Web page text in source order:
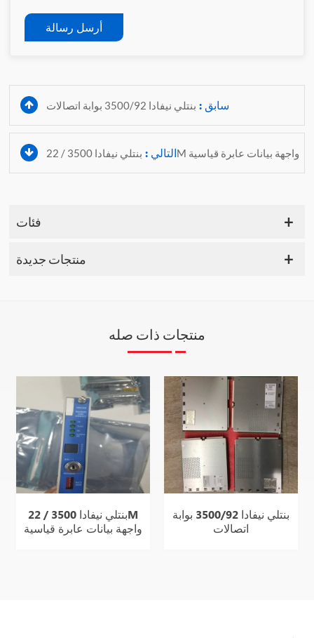
أرسل رسالة
سابق : بنتلي نيفادا 3500/92 بوابة اتصالات
التالي : بنتلي نيفادا 3500 / 22M واجهة بيانات عابرة قياسية
فئات
منتجات جديدة
منتجات ذات صله
بنتلي نيفادا 3500 / 22M
واجهة بيانات عابرة قياسية
بنتلي نيفادا 3500/92 بوابة
اتصالات